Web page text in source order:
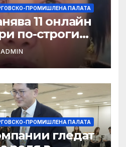
ПРОМИШЛЕНА ПАЛАТА
11 онлайн
по-строги
на
ADMIN
ПРОМИШЛЕНА ПАЛАТА
гледат